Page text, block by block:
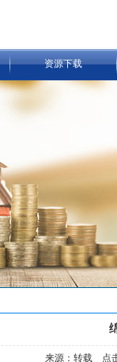
资源下载
来源：转载 点